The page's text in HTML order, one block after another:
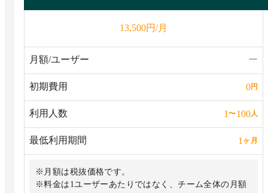
13,500円/月
月額/ユーザー ー
初期費用 0円
利用人数 1〜100人
最低利用期間 1 ヶ月
※月額は税抜価格です。
※料金は1ユーザーあたりではなく、チーム全体の月額